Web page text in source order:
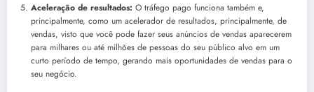
Aceleração de resultados: O tráfego pago funciona também e,
principalmente, como um acelerador de resultados, principalmente, de
vendas, visto que você pode fazer seus anúncios de vendas aparecerem
para milhares ou até milhões de pessoas do seu público alvo em um
curto período de tempo, gerando mais oportunidades de vendas para o
seu negócio.